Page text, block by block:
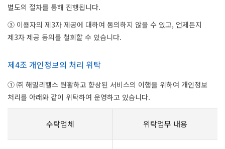
별도의 절차를 통해 진행됩니다.
③ 이용자의 제3자 제공에 대하여 동의하지 않을 수 있고, 언제든지
제3자 제공 동의를 철회할 수 있습니다.
제4조 개인정보의 처리 위탁
① ㈜ 해밀리헬스 원활하고 향상된 서비스의 이행을 위하여 개인정보
처리를 아래와 같이 위탁하여 운영하고 있습니다.
수탁업체 위탁업무 내용